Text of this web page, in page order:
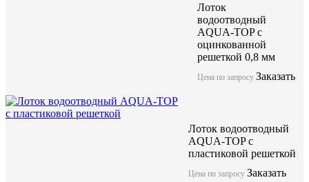
Лоток
водоотводный
AQUA-TOP с
оцинкованной
решеткой 0,8 мм
Цена по запросу Заказать
Лоток водоотводный
AQUA-TOP с
пластиковой решеткой
Цена по запросу Заказать